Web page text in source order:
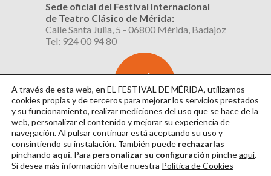
Sede oficial del Festival Internacional
de Teatro Clásico de Mérida:
Calle Santa Julia, 5 - 06800 Mérida, Badajoz
Tel: 924 00 94 80
SUSCRÍBETE
AL BOLETÍN
A través de esta web, en EL FESTIVAL DE MÉRIDA, utilizamos
cookies propias y de terceros para mejorar los servicios prestados
y su funcionamiento, realizar mediciones del uso que se hace de la
web, personalizar el contenido y mejorar su experiencia de
navegación. Al pulsar continuarestá aceptando su uso y
consintiendo su instalación. También puede rechazarlas
pinchando aquí. Para personalizar su configuración pincheaquí.
Si desea más información visite nuestra Política de Cookies